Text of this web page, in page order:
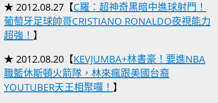
★ 2012.08.27【C羅：超神奇黑暗中進球射門！
葡萄牙足球帥哥CRISTIANO RONALDO夜視能力
超強！ 】
★ 2012.08.20【KEVJUMBA+林書豪！要進NBA
職籃休斯頓火箭隊，林來瘋跟美國台裔
YOUTUBER天王相聚囉！ 】